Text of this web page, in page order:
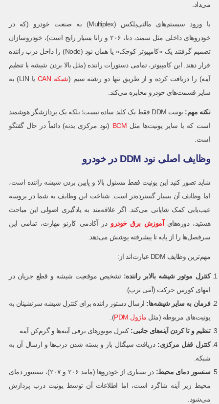
می‌داد.
با ورود سیستم‌های مالتی‌پلکس (Multiplex) به صنعت خودرو (که در
خودروهای داخلی مثل سمند، دنا، ۲۰۶ و رانا بسیار رایج است)، خودروسازان
تصمیم گرفتند یک «کامپیوتر کوچک» یا همان نود (Node) را داخل درب راننده
قرار دهند. این کامپیوتر، تمامی دستورات راننده (مثل بالا بردن شیشه یا تنظیم
آینه) را دریافت کرده و از طریق تنها دو رشته سیم (شبکه CAN
یا LIN) به
سایر قسمت‌های خودرو مخابره می‌کند.
نکته مهم:
یونیت DDM فقط یک کلید ساده نیست؛ بلکه یک پردازشگر هوشمند
است که با سایر یونیت‌ها مثل BCM (نود مرکزی بدنه) دائماً در حال گفتگو
است.
وظایف اصلی نود DDM در خودرو
شاید تصور کنید این یونیت فقط مسئول بالا و پایین بردن شیشه راننده است،
اما وظایف آن بسیار گسترده‌تر است. شناخت این وظایف به شما در پروسه
عیب‌یابی کمک شایانی می‌کند. اگر علاقه‌مند به یادگیری اصولی این مباحث
هستید، دوره‌های
آموزش برق خودرو در آکادمی کارنو مهارت، تمامی این
سرفصل‌ها را از پایه تا پیشرفته پوشش می‌دهد.
مهم‌ترین وظایف DDM عبارت‌اند از:
کنترل موتور شیشه بالابر راننده: تشخیص موقعیت شیشه و قطع جریان در
انتهای کورس حرکت (آنتی ترپ).
فرمان به سایر شیشه‌ها: ارسال دستور راننده برای کنترل شیشه سرنشینان به
یونیت‌های مربوطه (مثل ماژول PDM
).
تنظیم و تا کردن آینه‌های جانبی: کنترل موتورهای برقی آینه‌ها و گرم‌کن آینه.
کنترل قفل مرکزی: دریافت سیگنال باز و بسته شدن درب‌ها و ارسال آن به
شبکه.
سنسور دمای محیط:
در بسیاری از خودروها (مانند ۲۰۶ و ۲۰۷)، سنسور دمای
محیط زیر آینه شاگرد است، اما اطلاعات آن توسط یونیت درب پردازش
می‌شود.